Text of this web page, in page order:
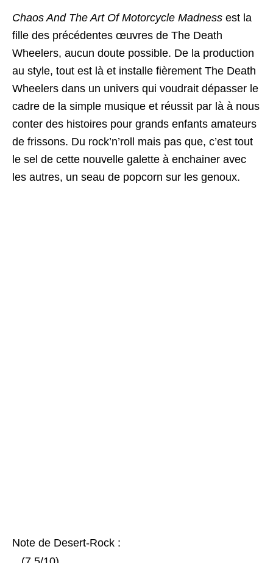
Chaos And The Art Of Motorcycle Madness est la
fille des précédentes œuvres de The Death
Wheelers, aucun doute possible. De la production
au style, tout est là et installe fièrement The Death
Wheelers dans un univers qui voudrait dépasser le
cadre de la simple musique et réussit par là à nous
conter des histoires pour grands enfants amateurs
de frissons. Du rock’n’roll mais pas que, c’est tout
le sel de cette nouvelle galette à enchainer avec
les autres, un seau de popcorn sur les genoux.
Note de Desert-Rock :